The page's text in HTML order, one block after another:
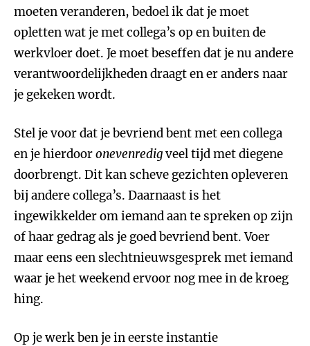
moeten veranderen, bedoel ik dat je moet
opletten wat je met collega’s op en buiten de
werkvloer doet. Je moet beseffen dat je nu andere
verantwoordelijkheden draagt en er anders naar
je gekeken wordt.
Stel je voor dat je bevriend bent met een collega
en je hierdooronevenredigveel tijd met diegene
doorbrengt. Dit kan scheve gezichten opleveren
bij andere collega’s. Daarnaast is het
ingewikkelder om iemand aan te spreken op zijn
of haar gedrag als je goed bevriend bent. Voer
maar eens een slechtnieuwsgesprek met iemand
waar je het weekend ervoor nog mee in de kroeg
hing.
Op je werk ben je in eerste instantie